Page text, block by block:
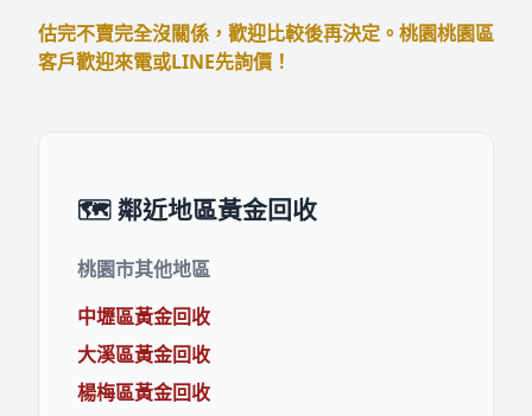
估完不賣完全沒關係，歡迎比較後再決定。桃園桃園區
客戶歡迎來電或LINE先詢價！
🗺️ 鄰近地區黃金回收
桃園市其他地區
中壢區黃金回收
大溪區黃金回收
楊梅區黃金回收